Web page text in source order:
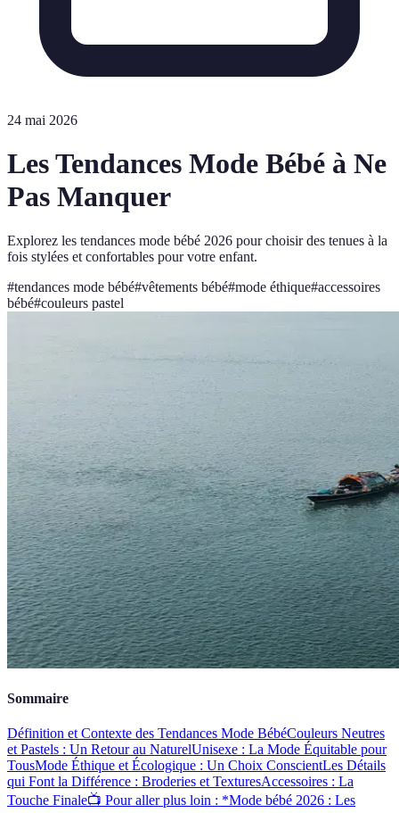
24 mai 2026
Les Tendances Mode Bébé à Ne
Pas Manquer
Explorez les tendances mode bébé 2026 pour choisir des tenues à la
fois stylées et confortables pour votre enfant.
#tendances mode bébé#vêtements bébé#mode éthique#accessoires
bébé#couleurs pastel
Sommaire
Définition et Contexte des Tendances Mode BébéCouleurs Neutres
et Pastels : Un Retour au NaturelUnisexe : La Mode Équitable pour
TousMode Éthique et Écologique : Un Choix ConscientLes Détails
qui Font la Différence : Broderies et TexturesAccessoires : La
Touche Finale📺 Pour aller plus loin : *Mode bébé 2026 : Les